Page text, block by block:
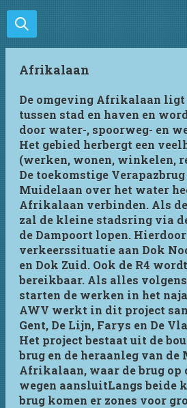
Ga
direct
naar
hoofdinhoud
Afrikalaan
De omgeving Afrikalaan ligt
tussen stad en haven en
door water-, spoorweg- en
Het gebied herbergt een
(werken, wonen, winkelen,
De toekomstige
Muidelaan over het water
Afrikalaan verbinden. Als
zal de kleine stadsring via
de Dampoort lopen.
verkeerssituatie aan Dok
en Dok Zuid. Ook de R4
bereikbaar. Als alles
starten de werken in het
AWV werkt in dit project
Gent, De Lijn, Farys en De
Het project bestaat uit de
brug en de heraanleg van de
Afrikalaan, waar de brug op
wegen aansluitLangs beide
brug komen er zones voor